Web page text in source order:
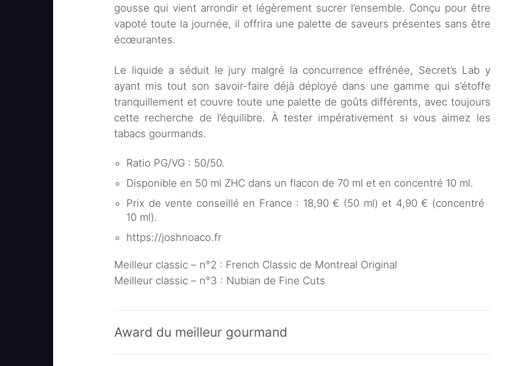
gousse qui vient arrondir et légèrement sucrer l’ensemble. Conçu pour être
vapoté toute la journée, il offrira une palette de saveurs présentes sans être
écœurantes.
Le liquide a séduit le jury malgré la concurrence effrénée, Secret’s Lab y
ayant mis tout son savoir-faire déjà déployé dans une gamme qui s’étoffe
tranquillement et couvre toute une palette de goûts différents, avec toujours
cette recherche de l’équilibre. À tester impérativement si vous aimez les
tabacs gourmands.
Ratio PG/VG : 50/50.
Disponible en 50 ml ZHC dans un flacon de 70 ml et en concentré 10 ml.
Prix de vente conseillé en France : 18,90 € (50 ml) et 4,90 € (concentré
10 ml).
https://joshnoaco.fr
Meilleur classic – n°2 : French Classic de Montreal Original
Meilleur classic – n°3 : Nubian de Fine Cuts
Award du meilleur gourmand